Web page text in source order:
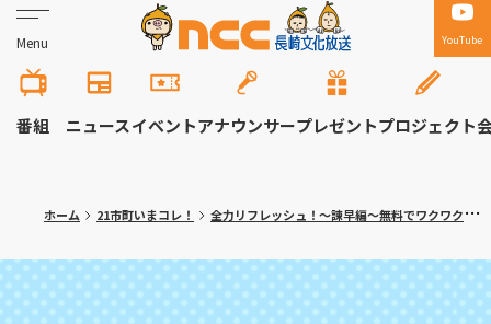
Menu YouTube
番組 ニュースイベントアナウンサープレゼントプロジェクト
ホーム 21市町いまコレ！ 全力リフレッシュ！～諫早編～無料でワクワク体験！大人の隠れ家カフェも